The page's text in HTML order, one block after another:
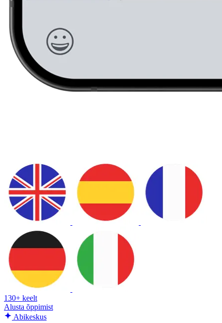
130+ keelt
Alusta õppimist
Abikeskus